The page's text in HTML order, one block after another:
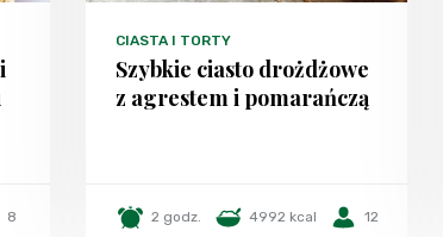
8
CIASTA I TORTY
Szybkie ciasto drożdżowe
z agrestem i pomarańczą
2 godz. 4992 kcal 12